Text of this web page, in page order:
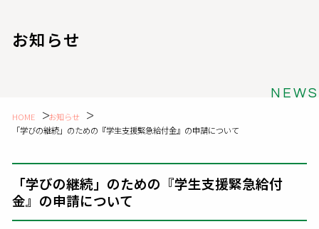
お知らせ
NEWS
HOME
お知らせ
「学びの継続」のための『学生支援緊急給付金』の申請について
「学びの継続」のための『学生支援緊急給付
金』の申請について